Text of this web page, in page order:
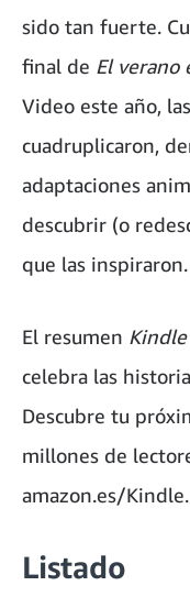
sido tan fuerte.
final de El verano
Video este año,
cuadruplicaron,
adaptaciones
descubrir (o
que las inspiraron.
El resumen
celebra las
Descubre tu
millones de
amazon.es/Kindle.
Listado